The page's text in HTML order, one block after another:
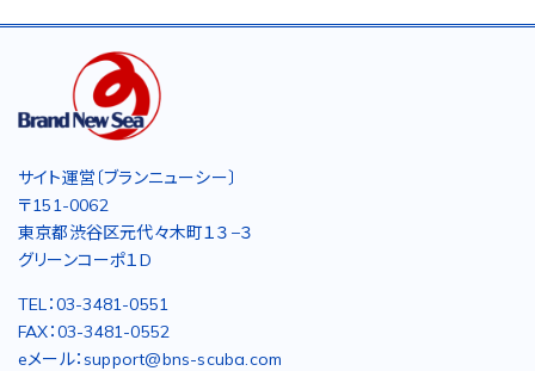
サイト運営〔ブランニューシー〕
〒151-0062
東京都渋谷区元代々木町１３−３
グリーンコーポ１D
TEL：03-3481-0551
FAX：03-3481-0552
eメール：support@bns-scuba.com